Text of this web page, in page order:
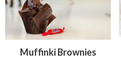
Muffinki Brownies